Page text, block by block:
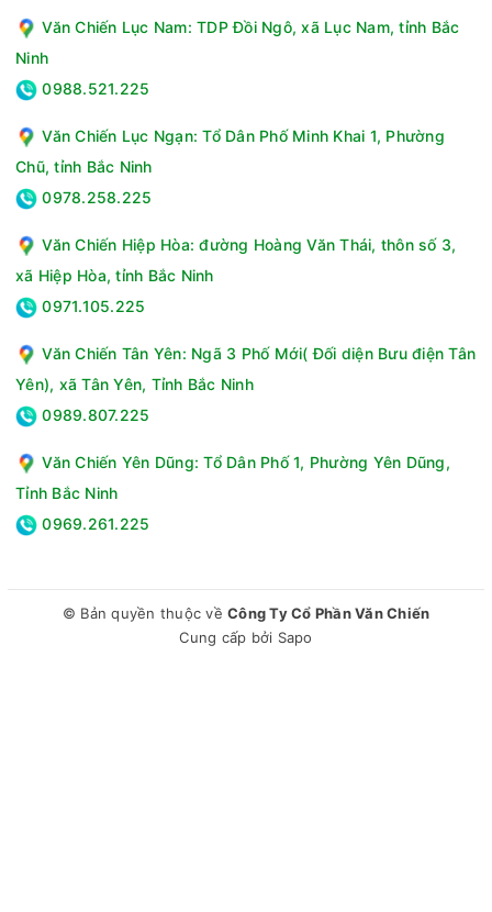
Văn Chiến Lục Nam: TDP Đồi Ngô, xã Lục Nam, tỉnh Bắc
Ninh
0988.521.225
Văn Chiến Lục Ngạn: Tổ Dân Phố Minh Khai 1, Phường
Chũ, tỉnh Bắc Ninh
0978.258.225
Văn Chiến Hiệp Hòa: đường Hoàng Văn Thái, thôn số 3,
xã Hiệp Hòa, tỉnh Bắc Ninh
0971.105.225
Văn Chiến Tân Yên: Ngã 3 Phố Mới( Đối diện Bưu điện Tân
Yên), xã Tân Yên, Tỉnh Bắc Ninh
0989.807.225
Văn Chiến Yên Dũng: Tổ Dân Phố 1, Phường Yên Dũng,
Tỉnh Bắc Ninh
0969.261.225
© Bản quyền thuộc về Công Ty Cổ Phần Văn Chiến
Cung cấp bởi Sapo